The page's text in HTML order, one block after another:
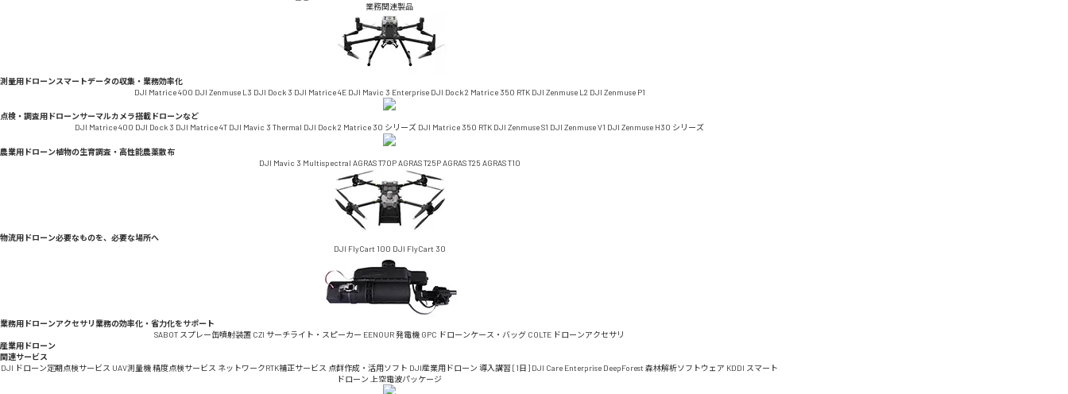
業務関連製品
測量用ドローンスマートデータの収集・業務効率化
DJI Matrice 400 DJI Zenmuse L3 DJI Dock 3 DJI Matrice 4E DJI Mavic 3 Enterprise DJI Dock 2 Matrice 350 RTK DJI Zenmuse L2 DJI Zenmuse P1
点検・調査用ドローンサーマルカメラ搭載ドローンなど
DJI Matrice 400 DJI Dock 3 DJI Matrice 4T DJI Mavic 3 Thermal DJI Dock 2 Matrice 30 シリーズ DJI Matrice 350 RTK DJI Zenmuse S1 DJI Zenmuse V1 DJI Zenmuse H30 シリーズ
農業用ドローン植物の生育調査・高性能農薬散布
DJI Mavic 3 Multispectral AGRAS T70P AGRAS T25P AGRAS T25 AGRAS T10
物流用ドローン必要なものを、必要な場所へ
DJI FlyCart 100 DJI FlyCart 30
業務用ドローンアクセサリ 業務の効率化・省力化をサポート
SABOT スプレー缶噴射装置 CZI サーチライト・スピーカー EENOUR 発電機 GPC ドローンケース・バッグ COLTE ドローンアクセサリ
産業用ドローン
関連サービス
DJI ドローン定期点検サービス UAV測量機 精度点検サービス ネットワークRTK補正サービス 点群作成・活用ソフト DJI産業用ドローン 導入講習 [1日] DJI Care Enterprise DeepForest 森林解析ソフトウェア KDDI スマート
ドローン 上空電波パッケージ